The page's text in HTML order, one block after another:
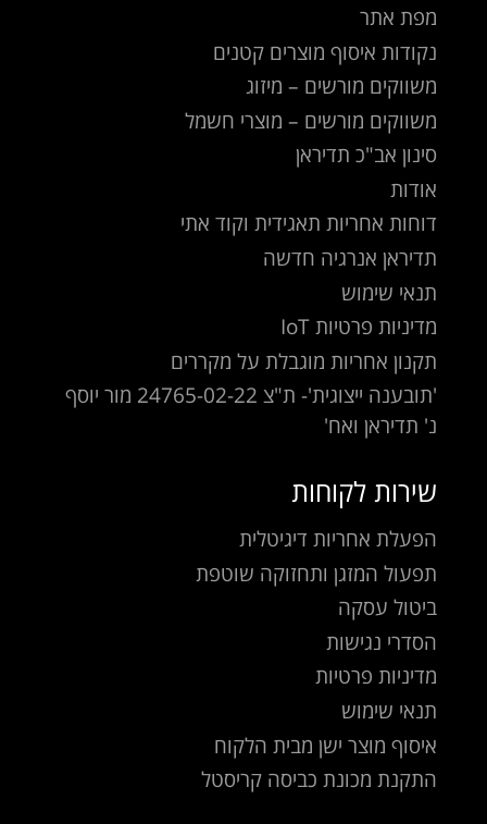
מפת אתר
נקודות איסוף מוצרים קטנים
משווקים מורשים – מיזוג
משווקים מורשים – מוצרי חשמל
סינון אב"כ תדיראן
אודות
דוחות אחריות תאגידית וקוד אתי
תדיראן אנרגיה חדשה
תנאי שימוש
מדיניות פרטיות IoT
תקנון אחריות מוגבלת על מקררים
'תובענה ייצוגית'- ת"צ 24765-02-22 מור יוסף
נ' תדיראן ואח'
שירות לקוחות
הפעלת אחריות דיגיטלית
תפעול המזגן ותחזוקה שוטפת
ביטול עסקה
הסדרי נגישות
מדיניות פרטיות
תנאי שימוש
איסוף מוצר ישן מבית הלקוח
התקנת מכונת כביסה קריסטל